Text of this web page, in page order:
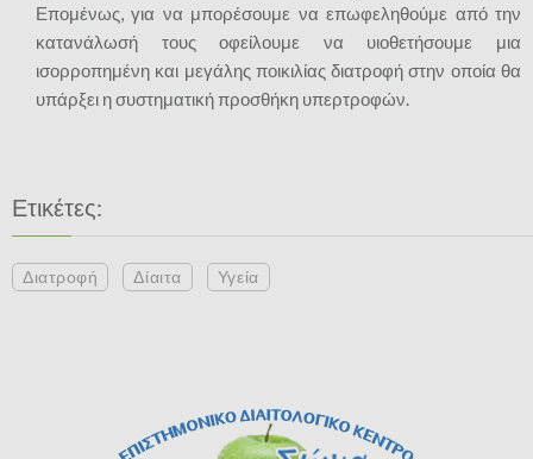
Επομένως, για να μπορέσουμε να επωφεληθούμε από την
κατανάλωσή τους οφείλουμε να υιοθετήσουμε μια
ισορροπημένη και μεγάλης ποικιλίας διατροφή στην οποία θα
υπάρξει η συστηματική προσθήκη υπερτροφών.
Ετικέτες:
Διατροφή Δίαιτα Υγεία